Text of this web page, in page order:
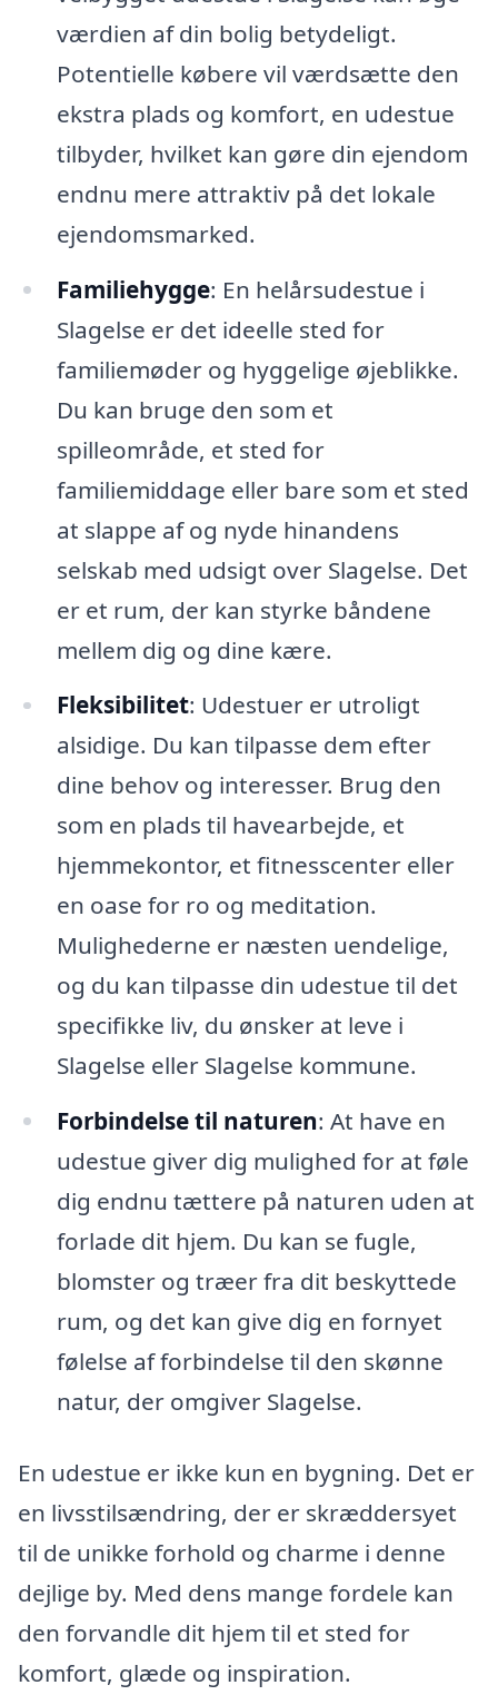
værdien af din bolig betydeligt.
Potentielle købere vil værdsætte den
ekstra plads og komfort, en udestue
tilbyder, hvilket kan gøre din ejendom
endnu mere attraktiv på det lokale
ejendomsmarked.
Familiehygge: En helårsudestue i
Slagelse er det ideelle sted for
familiemøder og hyggelige øjeblikke.
Du kan bruge den som et
spilleområde, et sted for
familiemiddage eller bare som et sted
at slappe af og nyde hinandens
selskab med udsigt over Slagelse. Det
er et rum, der kan styrke båndene
mellem dig og dine kære.
Fleksibilitet: Udestuer er utroligt
alsidige. Du kan tilpasse dem efter
dine behov og interesser. Brug den
som en plads til havearbejde, et
hjemmekontor, et fitnesscenter eller
en oase for ro og meditation.
Mulighederne er næsten uendelige,
og du kan tilpasse din udestue til det
specifikke liv, du ønsker at leve i
Slagelse eller Slagelse kommune.
Forbindelse til naturen: At have en
udestue giver dig mulighed for at føle
dig endnu tættere på naturen uden at
forlade dit hjem. Du kan se fugle,
blomster og træer fra dit beskyttede
rum, og det kan give dig en fornyet
følelse af forbindelse til den skønne
natur, der omgiver Slagelse.
En udestue er ikke kun en bygning. Det er
en livsstilsændring, der er skræddersyet
til de unikke forhold og charme i denne
dejlige by. Med dens mange fordele kan
den forvandle dit hjem til et sted for
komfort, glæde og inspiration.